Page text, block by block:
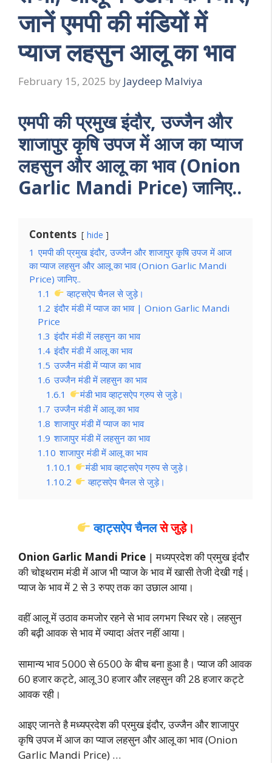
जानें एमपी की मंडियों में
प्याज लहसुन आलू का भाव
February 15, 2025 by Jaydeep Malviya
एमपी की प्रमुख इंदौर, उज्जैन और
शाजापुर कृषि उपज में आज का प्याज
लहसुन और आलू का भाव (Onion
Garlic Mandi Price) जानिए..
Contents hide
1 एमपी की प्रमुख इंदौर, उज्जैन और शाजापुर कृषि उपज में आज
का प्याज लहसुन और आलू का भाव (Onion Garlic Mandi
Price) जानिए..
1.1
व्हाट्सऐप चैनल से जुड़े।
1.2 इंदौर मंडी में प्याज का भाव | Onion Garlic Mandi
Price
1.3 इंदौर मंडी में लहसुन का भाव
1.4 इंदौर मंडी में आलू का भाव
1.5 उज्जैन मंडी में प्याज का भाव
1.6 उज्जैन मंडी में लहसुन का भाव
1.6.1
मंडी भाव व्हाट्सऐप ग्रुप से जुड़े।
1.7 उज्जैन मंडी में आलू का भाव
1.8 शाजापुर मंडी में प्याज का भाव
1.9 शाजापुर मंडी में लहसुन का भाव
1.10 शाजापुर मंडी में आलू का भाव
1.10.1
मंडी भाव व्हाट्सऐप ग्रुप से जुड़े।
1.10.2
व्हाट्सऐप चैनल से जुड़े।
व्हाट्सऐप चैनलसे जुड़े।
Onion Garlic Mandi Price | मध्यप्रदेश की प्रमुख इंदौर
की चोइथराम मंडी में आज भी प्याज के भाव में खासी तेजी देखी गई।
प्याज के भाव में 2 से 3 रुपए तक का उछाल आया।
वहीं आलू में उठाव कमजोर रहने से भाव लगभग स्थिर रहे। लहसुन
की बढ़ी आवक से भाव में ज्यादा अंतर नहीं आया।
सामान्य भाव 5000 से 6500 के बीच बना हुआ है। प्याज की आवक
60 हजार कट्टे, आलू 30 हजार और लहसुन की 28 हजार कट्टे
आवक रही।
आइए जानते है मध्यप्रदेश की प्रमुख इंदौर, उज्जैन और शाजापुर
कृषि उपज में आज का प्याज लहसुन और आलू का भाव (Onion
Garlic Mandi Price) …